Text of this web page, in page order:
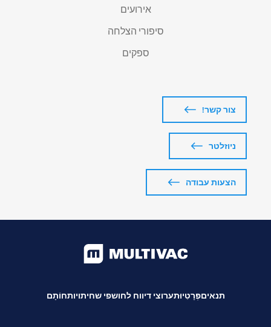
אירועים
סיפורי הצלחה
ספקים
צור קשר!
ניוזלטר
הצעות עבודה
תנאיםפְּרָטִיוּתערוצי דיווח לחושפי שחיתויותחוֹתָם